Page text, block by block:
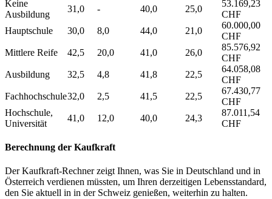
Keine
Ausbildung
31,0 - 40,0 25,0
53.169,23
CHF
Hauptschule
30,0 8,0 44,0 21,0
60.000,00
CHF
Mittlere Reife
42,5 20,0 41,0 26,0
85.576,92
CHF
Ausbildung
32,5 4,8 41,8 22,5
64.058,08
CHF
Fachhochschule32,0 2,5 41,5 22,5
67.430,77
CHF
Hochschule,
Universität
41,0 12,0 40,0 24,3
87.011,54
CHF
Berechnung der Kaufkraft
Der Kaufkraft-Rechner zeigt Ihnen, was Sie in Deutschland und in
Österreich verdienen müssten, um Ihren derzeitigen Lebensstandard,
den Sie aktuell in in der Schweiz genießen, weiterhin zu halten.